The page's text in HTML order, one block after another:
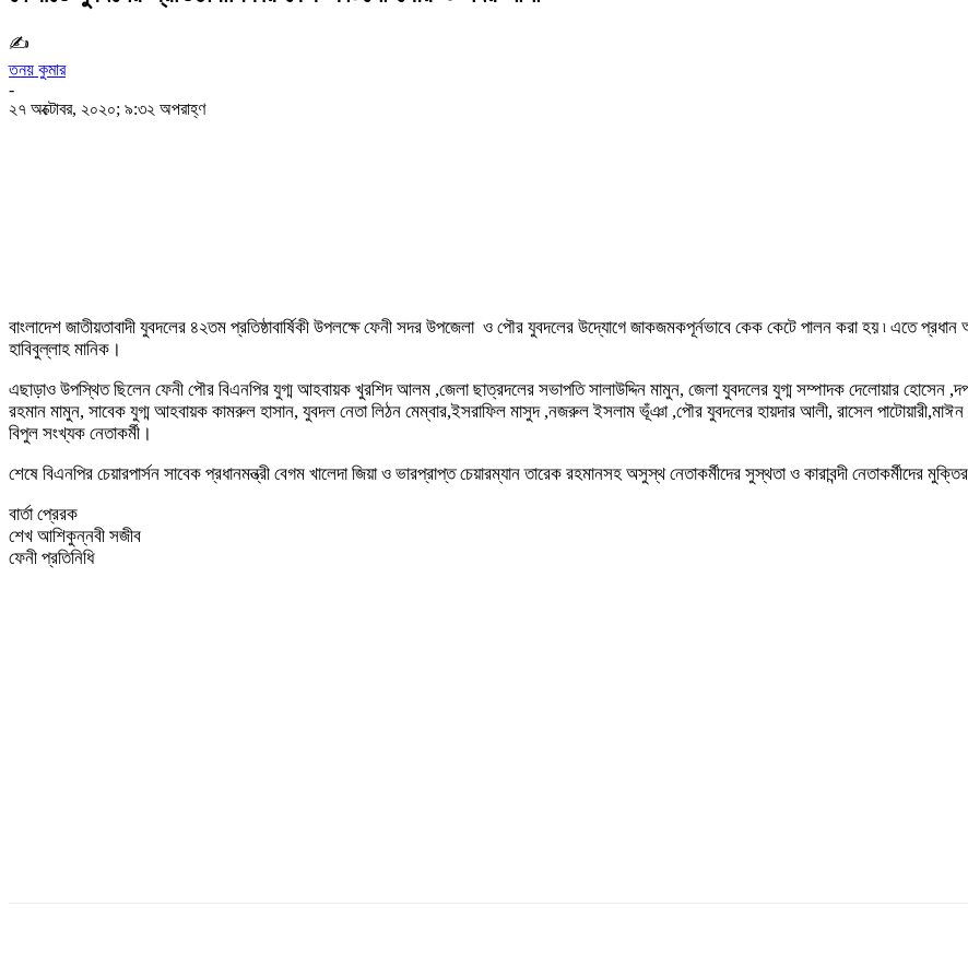
✍
তনয় কুমার
-
২৭ অক্টোবর, ২০২০; ৯:৩২ অপরাহ্ণ
বাংলাদেশ জাতীয়তাবাদী যুবদলের ৪২তম প্রতিষ্ঠাবার্ষিকী উপলক্ষে ফেনী সদর উপজেলা ও পৌর যুবদলের উদ্যোগে জাকজমকপূর্নভাবে কেক কেটে পালন করা হয় ৷ এতে
হাবিবুল্লাহ মানিক।
এছাড়াও উপস্থিত ছিলেন ফেনী পৌর বিএনপির যুগ্ম আহবায়ক খুরশিদ আলম ,জেলা ছাত্রদলের সভাপতি সালাউদ্দিন মামুন, জেলা যুবদলের যুগ্ম সম্পাদক দেলোয়ার
রহমান মামুন, সাবেক যুগ্ম আহবায়ক কামরুল হাসান, যুবদল নেতা লিঠন মেম্বার,ইসরাফিল মাসুদ ,নজরুল ইসলাম ভূঁঞা ,পৌর যুবদলের হায়দার আলী, রাসেল পাটোয়ারী,মাঈন
বিপুল সংখ্যক নেতাকর্মী।
শেষে বিএনপির চেয়ারপার্সন সাবেক প্রধানমন্ত্রী বেগম খালেদা জিয়া ও ভারপ্রাপ্ত চেয়ারম্যান তারেক রহমানসহ অসুস্থ নেতাকর্মীদের সুস্থতা ও কারাবন্দী নেতাকর্মীদের
বার্তা প্রেরক
শেখ আশিকুন্নবী সজীব
ফেনী প্রতিনিধি